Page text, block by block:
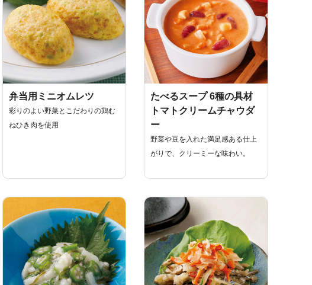
弁当用ミニオムレツ
彩りのよい野菜とこだわりの鶏む
ねひき肉を使用
たべるスープ 6種の具材
トマトクリームチャウダ
ー
野菜や豆を入れた満足感ある仕上
がりで、クリーミーな味わい。